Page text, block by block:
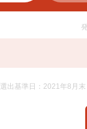
選出基準日：2021年8月末